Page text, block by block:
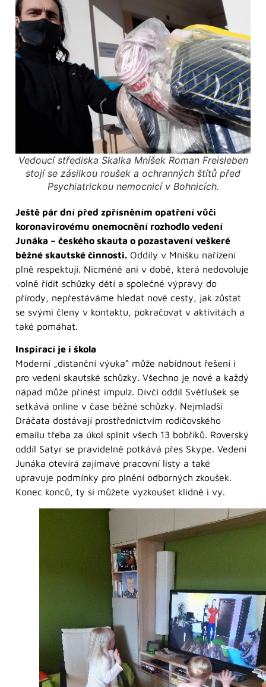
Vedoucí střediska Skalka Mníšek Roman Freisleben
stojí se zásilkou roušek a ochranných štítů před
Psychiatrickou nemocnicí v Bohnicích.
Ještě pár dní před zpřísněním opatření vůči
koronavirovému onemocnění rozhodlo vedení
Junáka – českého skauta o pozastavení veškeré
běžné skautské činnosti. Oddíly v Mníšku nařízení
plně respektují. Nicméně ani v době, která nedovoluje
volně řídit schůzky dětí a společné výpravy do
přírody, nepřestáváme hledat nové cesty, jak zůstat
se svými členy v kontaktu, pokračovat v aktivitách a
také pomáhat.
Inspirací je i škola
Moderní „distanční výuka“ může nabídnout řešení i
pro vedení skautské schůzky. Všechno je nové a každý
nápad může přinést impulz. Dívčí oddíl Světlušek se
setkává online v čase běžné schůzky. Nejmladší
Dráčata dostávají prostřednictvím rodičovského
emailu třeba za úkol splnit všech 13 bobříků. Roverský
oddíl Satyr se pravidelně potkává přes Skype. Vedení
Junáka otevírá zajímavé pracovní listy a také
upravuje podmínky pro plnění odborných zkoušek.
Konec konců, ty si můžete vyzkoušet klidně i vy.